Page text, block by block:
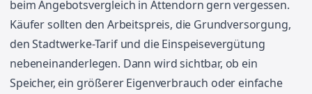
beim Angebotsvergleich in Attendorn gern vergessen.
Käufer sollten den Arbeitspreis, die Grundversorgung,
den Stadtwerke-Tarif und die Einspeisevergütung
nebeneinanderlegen. Dann wird sichtbar, ob ein
Speicher, ein größerer Eigenverbrauch oder einfache